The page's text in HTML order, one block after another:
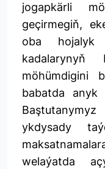
jogapkärli
geçirmegiň,
oba hojalyk
kadalarynyň
möhümdigini
babatda anyk
ykdysady
welaýatda